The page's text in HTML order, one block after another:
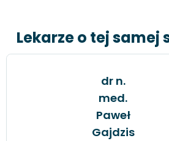
Lekarze o tej samej
dr n.
med.
Paweł
Gajdzis